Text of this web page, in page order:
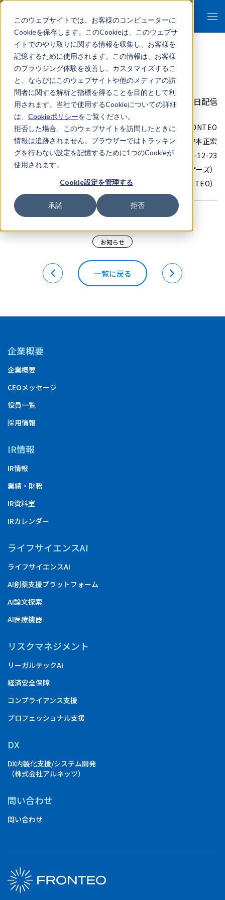
このウェブサイトでは、お客様のコンピューターに
Cookieを保存します。このCookieは、このウェブサ
イトでのやり取りに関する情報を収集し、お客様を
記憶するために使用されます。この情報は、お客様
のブラウジング体験を改善し、カスタマイズするこ
と、ならびにこのウェブサイトや他のメディアの訪
問者に関する解析と指標を得ることを目的として利
用されます。当社で使用するCookieについての詳細
は、 Cookieポリシーをご覧ください。
拒否した場合、このウェブサイトを訪問したときに
情報は追跡されません。ブラウザーではトラッキン
グを行わない設定を記憶するために1つのCookieが
使用されます。
Cookie設定を管理する
承諾 拒否
沈黙期間開始（決算発表まで）
2012年01月01日配信
株式会社FRONTEO
代表取締役社長 守本正宏
東京都港区港南2-12-23
（コード番号：2158東証マザーズ）
（NASDAQティッカーシンボル：FRONTEO）
お知らせ
一覧に戻る
企業概要
企業概要
CEOメッセージ
役員一覧
採用情報
IR情報
IR情報
業績・財務
IR資料室
IRカレンダー
ライフサイエンスAI
ライフサイエンスAI
AI創薬支援プラットフォーム
AI論文探索
AI医療機器
リスクマネジメント
リーガルテックAI
経済安全保障
コンプライアンス支援
プロフェッショナル支援
DX
DX内製化支援/システム開発
（株式会社アルネッツ）
問い合わせ
問い合わせ